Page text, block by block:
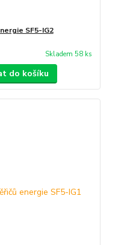
SF5-IG2
Skladem 58 ks
do košíku